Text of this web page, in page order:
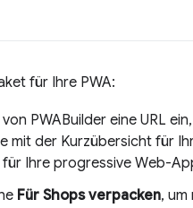
für Ihre PWA:
PWABuilder eine URL
mit der Kurzübersicht für
Ihre progressive Web-
Für Shops verpacken,